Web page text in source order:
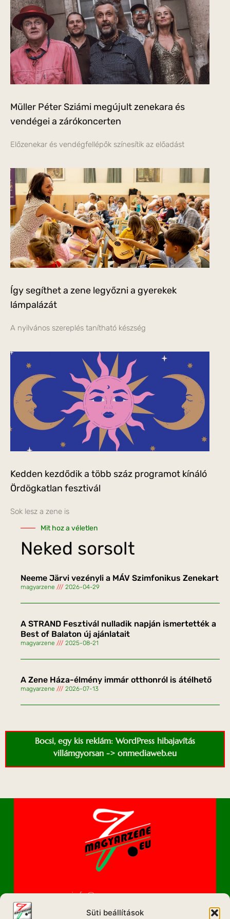
Süti beállítások
Müller Péter Sziámi megújult zenekara és
vendégei a zárókoncerten
Előzenekar és vendégfellépők színesítik az előadást
Így segíthet a zene legyőzni a gyerekek
lámpalázát
A nyilvános szereplés tanítható készség
Kedden kezdődik a több száz programot kínáló
Ördögkatlan fesztivál
Sok lesz a zene is
Mit hoz a véletlen
Neked sorsolt
Neeme Järvi vezényli a MÁV Szimfonikus Zenekart
magyarzene 2026-04-29
A STRAND Fesztivál nulladik napján ismertették a
Best of Balaton új ajánlatait
magyarzene 2025-08-21
A Zene Háza-élmény immár otthonról is átélhető
magyarzene 2026-07-13
Bocsi, egy kis reklám: WordPress hibajavítás
villámgyorsan -> onmediaweb.eu
info@magyarzene.eu